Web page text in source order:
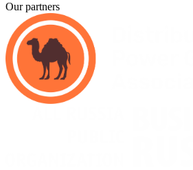
Our partners